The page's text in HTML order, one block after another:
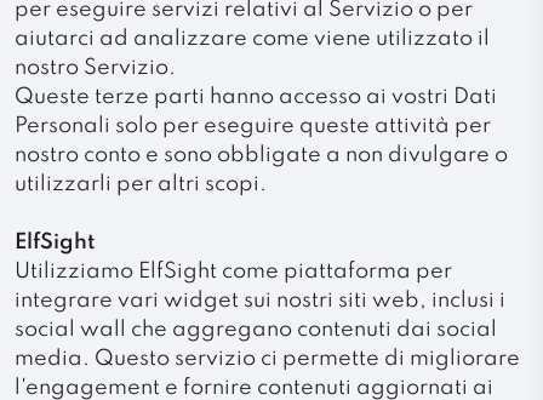
per eseguire servizi relativi al Servizio o per
aiutarci ad analizzare come viene utilizzato il
nostro Servizio.
Queste terze parti hanno accesso ai vostri Dati
Personali solo per eseguire queste attività per
nostro conto e sono obbligate a non divulgare o
utilizzarli per altri scopi.
ElfSight
Utilizziamo ElfSight come piattaforma per
integrare vari widget sui nostri siti web, inclusi i
social wall che aggregano contenuti dai social
media. Questo servizio ci permette di migliorare
l'engagement e fornire contenuti aggiornati ai